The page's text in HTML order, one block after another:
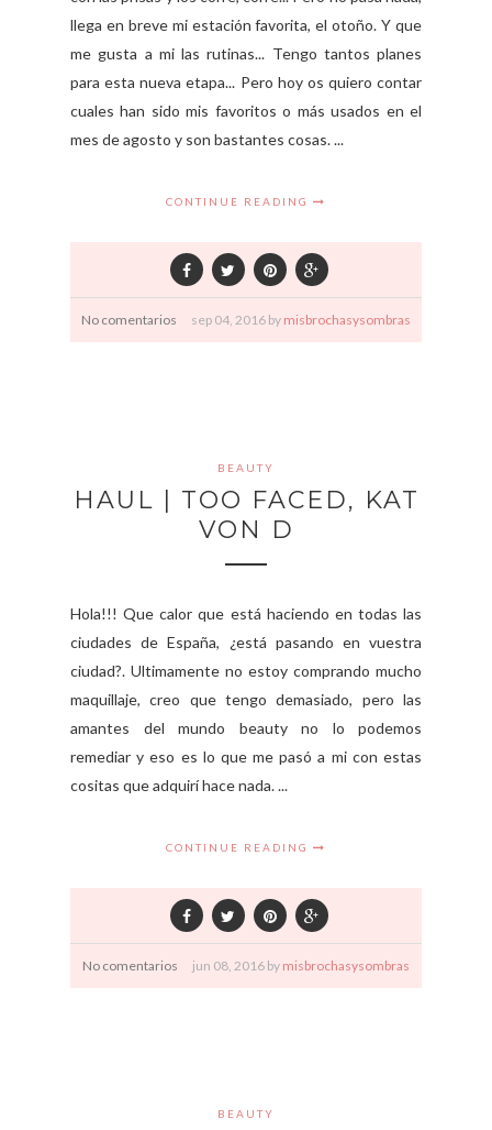
llega en breve mi estación favorita, el otoño. Y que
me gusta a mi las rutinas... Tengo tantos planes
para esta nueva etapa... Pero hoy os quiero contar
cuales han sido mis favoritos o más usados en el
mes de agosto y son bastantes cosas. ...
CONTINUE READING
No comentarios sep 04, 2016 by misbrochasysombras
BEAUTY
HAUL | TOO FACED, KAT
VON D
Hola!!! Que calor que está haciendo en todas las
ciudades de España, ¿está pasando en vuestra
ciudad?. Ultimamente no estoy comprando mucho
maquillaje, creo que tengo demasiado, pero las
amantes del mundo beauty no lo podemos
remediar y eso es lo que me pasó a mi con estas
cositas que adquirí hace nada. ...
CONTINUE READING
No comentarios jun 08, 2016 by misbrochasysombras
BEAUTY